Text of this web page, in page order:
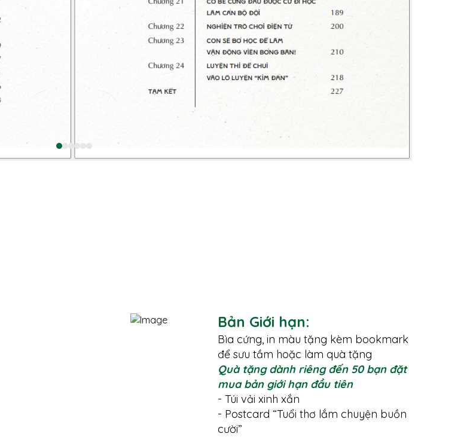
Bản Giới hạn:
Bìa cứng, in màu tặng kèm bookmark
để sưu tầm hoặc làm quà tặng
Quà tặng dành riêng đến 50 bạn đặt
mua bản giới hạn đầu tiên
- Túi vải xinh xắn
- Postcard “Tuổi thơ lắm chuyện buồn
cười”